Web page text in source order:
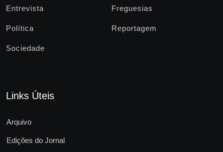
Entrevista Freguesias
Política Reportagem
Sociedade
Links Úteis
Arquivo
Edições do Jornal